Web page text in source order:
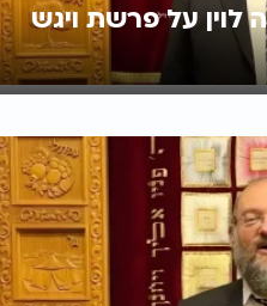
לוין על פרשת ויגש